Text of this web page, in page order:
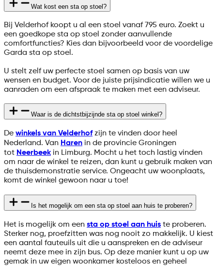
Wat kost een sta op stoel?
Bij Velderhof koopt u al een stoel vanaf 795 euro. Zoekt u
een goedkope sta op stoel zonder aanvullende
comfortfuncties? Kies dan bijvoorbeeld voor de voordelige
Garda sta op stoel.
U stelt zelf uw perfecte stoel samen op basis van uw
wensen en budget. Voor de juiste prijsindicatie willen we u
aanraden om een afspraak te maken met een adviseur.
Waar is de dichtstbijzijnde sta op stoel winkel?
De winkels van Velderhofzijn te vinden door heel
Nederland. Van Haren in de provincie Groningen
tot Neerbeek in Limburg. Mocht u het toch lastig vinden
om naar de winkel te reizen, dan kunt u gebruik maken van
de thuisdemonstratie service. Ongeacht uw woonplaats,
komt de winkel gewoon naar u toe!
Is het mogelijk om een sta op stoel aan huis te proberen?
Het is mogelijk om een sta op stoel aan huis te proberen.
Sterker nog, proefzitten was nog nooit zo makkelijk. U kiest
een aantal fauteuils uit die u aanspreken en de adviseur
neemt deze mee in zijn bus. Op deze manier kunt u op uw
gemak in uw eigen woonkamer kosteloos en geheel